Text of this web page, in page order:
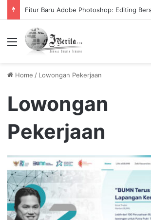
Menu
Home / Lowongan Pekerjaan
Lowongan
Pekerjaan